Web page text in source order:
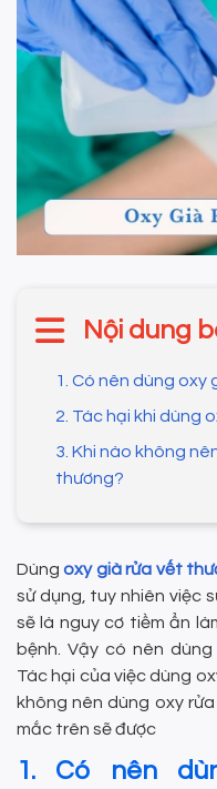
Nội dung
1. Có nên dùng oxy
2. Tác hại khi dùng
3. Khi nào không
thương?
Dùngoxy già rửa vết
sử dụng, tuy nhiên việc
sẽ là nguy cơ tiềm ẩn
bệnh. Vậy có nên dùng
Tác hại của việc dùng
không nên dùng oxy
mắc trên sẽ được
1. Có nên